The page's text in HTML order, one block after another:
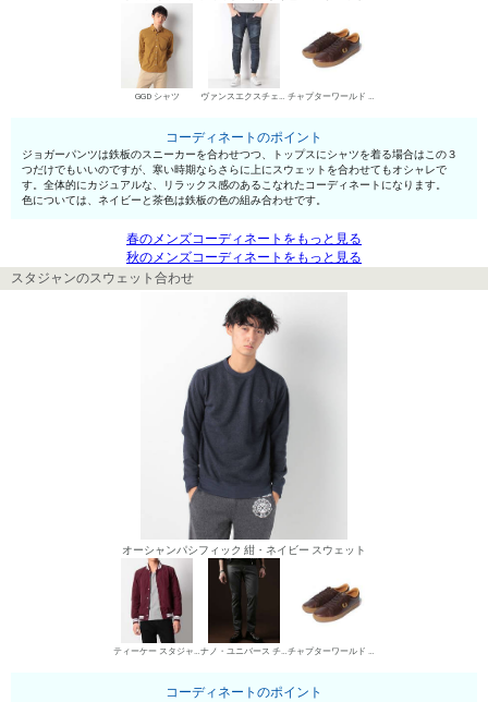
GGD シャツ ヴァンスエクスチェンジ（メンズ） ジョガーパンツ チャプターワールド ローカットスニーカー
コーディネートのポイント
ジョガーパンツは鉄板のスニーカーを合わせつつ、トップスにシャツを着る場合はこの３
つだけでもいいのですが、寒い時期ならさらに上にスウェットを合わせてもオシャレで
す。全体的にカジュアルな、リラックス感のあるこなれたコーディネートになります。
色については、ネイビーと茶色は鉄板の色の組み合わせです。
春のメンズコーディネートをもっと見る
秋のメンズコーディネートをもっと見る
スタジャンのスウェット合わせ
オーシャンパシフィック 紺・ネイビー スウェット
ティーケー スタジャン（単色） ナノ・ユニバース チノパン・綿パン チャプターワールド ローカットスニーカー
コーディネートのポイント